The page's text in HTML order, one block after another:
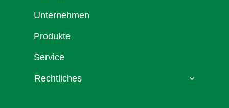
Unternehmen
Produkte
Service
Rechtliches